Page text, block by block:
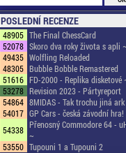
POSLEDNÍ RECENZE
48905 The Final ChessCard
52078 Skoro dva roky života s apli ~
49435 Wolfling Reloaded
48305 Bubble Bobble Remastered
51616 FD-2000 - Replika disketové
53278 Revision 2023 - Pártyreport
54864 8MIDAS - Tak trochu jiná
54017 GP Cars - česká závodní hra!
54338 Přenosný Commodore 64 -
~
53550 Tupouni 1 a Tupouni 2